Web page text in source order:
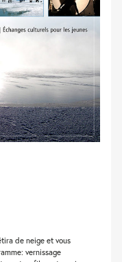
de neige et vous
vernissage